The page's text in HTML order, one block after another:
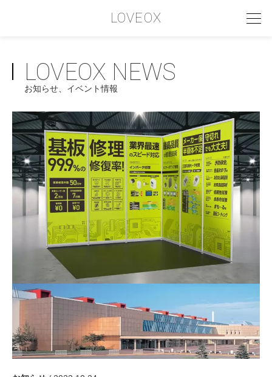
LOVEOX
PHILOSOPHY
フィロソフィー
COMPANY PROFILE
会社情報
SERVICE
サービス内容
INTERVIEW
お客様インタビュー
RECRUIT
GREEN CHALLENGE
環境への取り組み
お問い合わせ / 発送先
LOVEOX NEWS
お知らせ、イベント情報